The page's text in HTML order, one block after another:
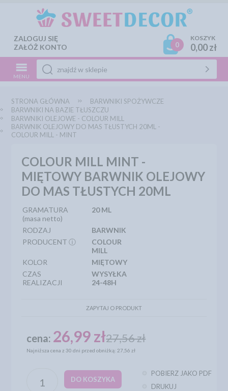
ZALOGUJ SIĘ
ZAŁÓŻ KONTO
0
KOSZYK
0,00 zł
MENU
STRONA GŁÓWNA
BARWNIKI SPOŻYWCZE
BARWNIKI NA BAZIE TŁUSZCZU
BARWNIKI OLEJOWE - COLOUR MILL
BARWNIK OLEJOWY DO MAS TŁUSTYCH 20ML -
COLOUR MILL - MINT
COLOUR MILL MINT -
MIĘTOWY BARWNIK OLEJOWY
DO MAS TŁUSTYCH 20ML
GRAMATURA
(masa netto)
20 ML
RODZAJ
BARWNIK
PRODUCENT ⓘ
COLOUR
MILL
KOLOR
MIĘTOWY
CZAS
REALIZACJI
WYSYŁKA
24-48H
ZAPYTAJ O PRODUKT
cena: 26,99 zł27,56 zł
Najniższa cena z 30 dni przed obniżką: 27,56 zł
DO KOSZYKA
POBIERZ JAKO PDF
DRUKUJ